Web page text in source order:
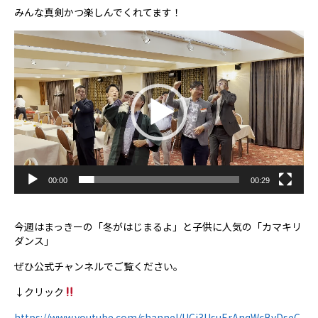
みんな真剣かつ楽しんでくれてます！
動
画
プ
レ
ー
ヤ
ー
00:00 00:29
今週はまっきーの「冬がはじまるよ」と子供に人気の「カマキリ
ダンス」
ぜひ公式チャンネルでご覧ください。
↓クリック